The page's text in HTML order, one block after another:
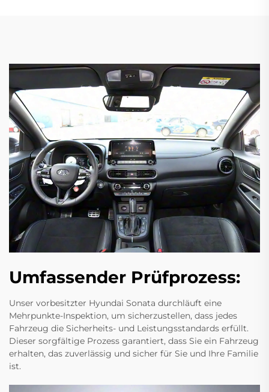
Umfassender Prüfprozess:
Unser vorbesitzter Hyundai Sonata durchläuft eine
Mehrpunkte-Inspektion, um sicherzustellen, dass jedes
Fahrzeug die Sicherheits- und Leistungsstandards erfüllt.
Dieser sorgfältige Prozess garantiert, dass Sie ein Fahrzeug
erhalten, das zuverlässig und sicher für Sie und Ihre Familie
ist.